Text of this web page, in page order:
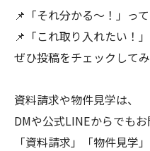
📌「それ分かる〜！」っ
📌「これ取り入れたい！
ぜひ投稿をチェックして
資料請求や物件見学は、
DMや公式LINEからでも
「資料請求」「物件見学